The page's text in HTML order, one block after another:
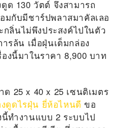
ด 130 วัตต์ จึงสามารถ
มกับมีชาร์ปพลาสมาคัลเลอ
กลิ่นไม่พึงประสงค์ไปในตัว
รล้น เมื่อฝุ่นเต็มกล่อง
งนี้มาในราคา 8,900 บาท
ด 25 x 40 x 25 เซนติเมตร
งดูดไรฝุ่น ยี่ห้อไหนดี ขอ
นี้ทำงานแบบ 2 ระบบไป